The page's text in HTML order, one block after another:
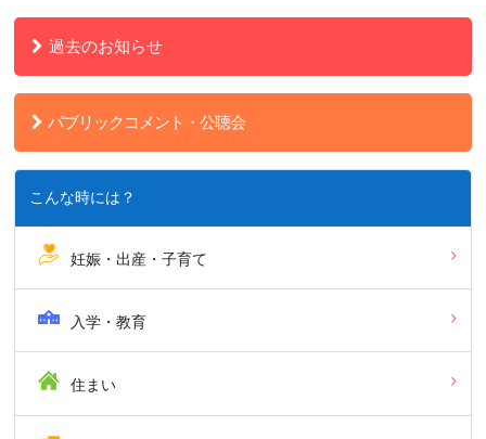
過去のお知らせ
パブリックコメント・公聴会
こんな時には？
妊娠・出産・子育て
入学・教育
住まい